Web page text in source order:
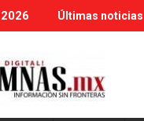
Últimas noticias